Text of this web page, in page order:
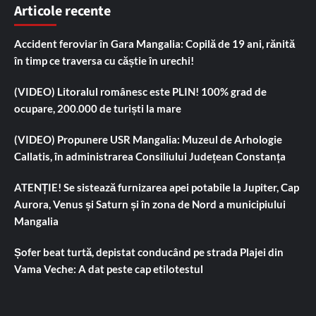
Articole recente
Accident feroviar în Gara Mangalia: Copilă de 19 ani, rănită
în timp ce traversa cu căștie în urechi!
(VIDEO) Litoralul românesc este PLIN! 100% grad de
ocupare, 200.000 de turiști la mare
(VIDEO) Propunere USR Mangalia: Muzeul de Arhologie
Callatis, în administrarea Consiliului Județean Constanța
ATENȚIE! Se sistează furnizarea apei potabile la Jupiter, Cap
Aurora, Venus și Saturn și în zona de Nord a municipiului
Mangalia
Șofer beat turtă, depistat conducând pe strada Plajei din
Vama Veche: A dat peste cap etilotestul